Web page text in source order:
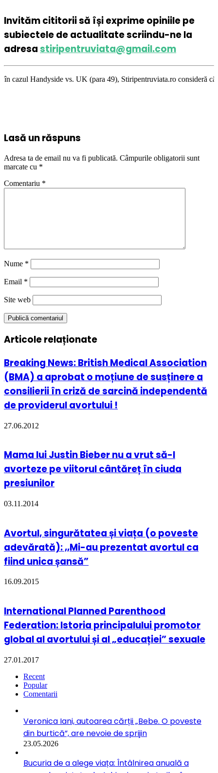
Invităm cititorii să își exprime opiniile pe
subiectele de actualitate scriindu-ne la
adresastiripentruviata@gmail.com
vs. UK (para 49), Stiripentruviata.ro consideră că
Lasă un răspuns
Adresa ta de email nu va fi publicată. Câmpurile obligatorii sunt
marcate cu *
Comentariu *
Nume *
Email *
Site web
Articole relaționate
Breaking News: British Medical Association
(BMA) a aprobat o moțiune de susținere a
consilierii în criză de sarcină independentă
de providerul avortului !
27.06.2012
Mama lui Justin Bieber nu a vrut să-l
avorteze pe viitorul cântăreț în ciuda
presiunilor
03.11.2014
Avortul, singurătatea și viața (o poveste
adevărată): ,,Mi-au prezentat avortul ca
fiind unica șansă”
16.09.2015
International Planned Parenthood
Federation: Istoria principalului promotor
global al avortului și al „educației” sexuale
27.01.2017
Recent
Popular
Comentarii
Veronica Iani, autoarea cărții „Bebe. O poveste
din burtică”, are nevoie de sprijin
23.05.2026
Bucuria de a alege viața: Întâlnirea anuală a